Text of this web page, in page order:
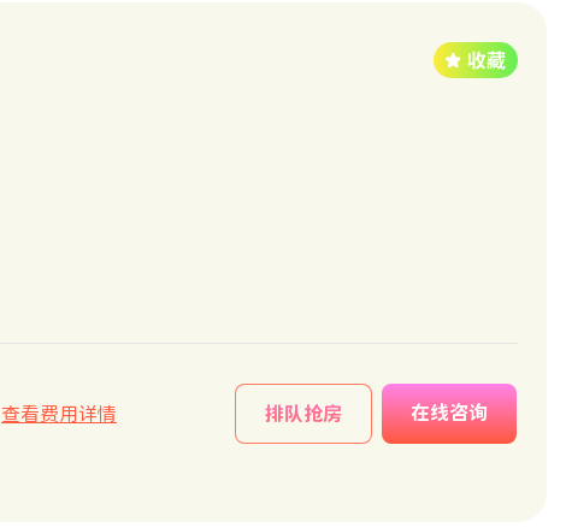
查看费用详情 排队抢房 在线咨询